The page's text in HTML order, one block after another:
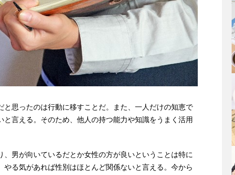
と思ったのは行動に移すことだ。また、一人だけの知恵で
と言える。そのため、他人の持つ能力や知識をうまく活用
、男が向いているだとか女性の方が良いということは特に
やる気があれば性別はほとんど関係ないと言える。今から